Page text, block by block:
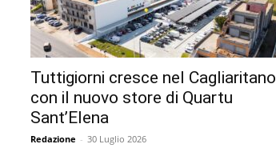
Tuttigiorni cresce nel Cagliaritano
con il nuovo store di Quartu
Sant’Elena
Redazione - 30 Luglio 2026